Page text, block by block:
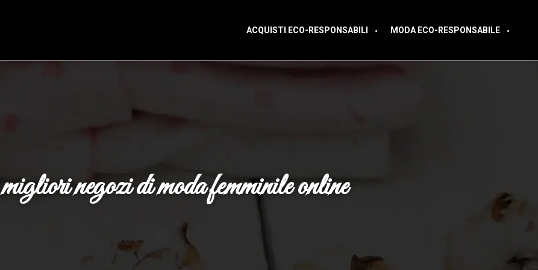
ACQUISTI ECO-RESPONSABILI MODA ECO-RESPONSABILE
negozi di moda femminile online